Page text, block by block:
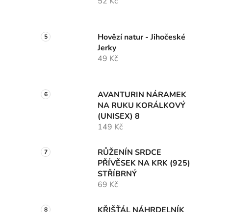
Hovězí natur - Jihočeské
Jerky
49 Kč
AVANTURIN NÁRAMEK
NA RUKU KORÁLKOVÝ
(UNISEX) 8
149 Kč
RŮŽENÍN SRDCE
PŘÍVĚSEK NA KRK (925)
STŘÍBRNÝ
69 Kč